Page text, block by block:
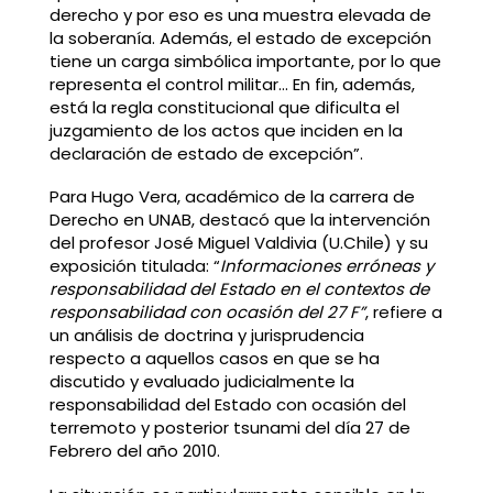
derecho y por eso es una muestra elevada de
la soberanía. Además, el estado de excepción
tiene un carga simbólica importante, por lo que
representa el control militar… En fin, además,
está la regla constitucional que dificulta el
juzgamiento de los actos que inciden en la
declaración de estado de excepción”.
Para Hugo Vera, académico de la carrera de
Derecho en UNAB, destacó que la intervención
del profesor José Miguel Valdivia (U.Chile) y su
exposición titulada: “Informaciones erróneas y
responsabilidad del Estado en el contextos de
responsabilidad con ocasión del 27 F”, refiere a
un análisis de doctrina y jurisprudencia
respecto a aquellos casos en que se ha
discutido y evaluado judicialmente la
responsabilidad del Estado con ocasión del
terremoto y posterior tsunami del día 27 de
Febrero del año 2010.